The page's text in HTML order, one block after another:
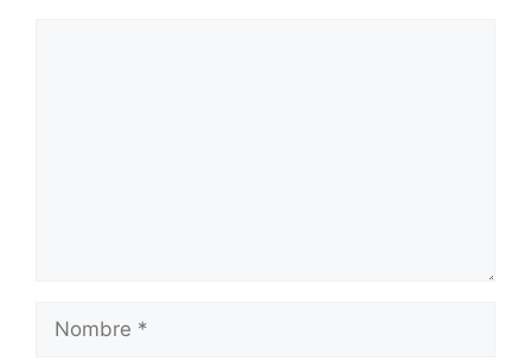
Nombre